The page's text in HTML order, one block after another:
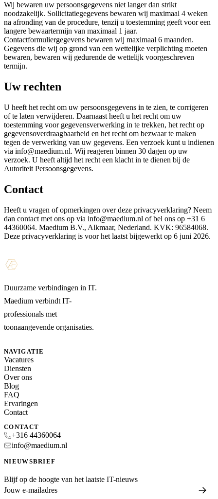
Wij bewaren uw persoonsgegevens niet langer dan strikt
noodzakelijk. Sollicitatiegegevens bewaren wij maximaal 4 weken
na afronding van de procedure, tenzij u toestemming geeft voor een
langere bewaartermijn van maximaal 1 jaar.
Contactformuliergegevens bewaren wij maximaal 6 maanden.
Gegevens die wij op grond van een wettelijke verplichting moeten
bewaren, bewaren wij gedurende de wettelijk voorgeschreven
termijn.
Uw rechten
U heeft het recht om uw persoonsgegevens in te zien, te corrigeren
of te laten verwijderen. Daarnaast heeft u het recht om uw
toestemming voor gegevensverwerking in te trekken, het recht op
gegevensoverdraagbaarheid en het recht om bezwaar te maken
tegen de verwerking van uw gegevens. Een verzoek kunt u indienen
via info@maedium.nl. Wij reageren binnen 30 dagen op uw
verzoek. U heeft altijd het recht een klacht in te dienen bij de
Autoriteit Persoonsgegevens.
Contact
Heeft u vragen of opmerkingen over deze privacyverklaring? Neem
dan contact met ons op via info@maedium.nl of bel ons op +31 6
44360064. Maedium B.V., Alkmaar, Nederland. KVK: 96584068.
Deze privacyverklaring is voor het laatst bijgewerkt op 6 juni 2026.
Duurzame verbindingen in IT.
Maedium verbindt IT-
professionals met
toonaangevende organisaties.
NAVIGATIE
Vacatures
Diensten
Over ons
Blog
FAQ
Ervaringen
Contact
CONTACT
+316 44360064
info@maedium.nl
NIEUWSBRIEF
Blijf op de hoogte van het laatste IT-nieuws